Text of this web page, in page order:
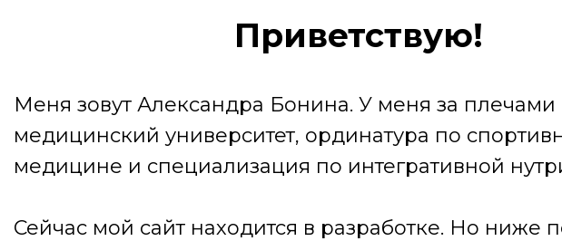
Приветствую!
Меня зовут Александра Бонина. У меня за плечами
медицинский университет, ординатура по
медицине и специализация по интегративной
Сейчас мой сайт находится в разработке. Но ниже